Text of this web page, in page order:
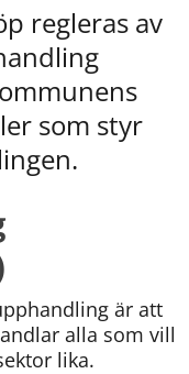
regleras av
som styr
är att
alla som vill
lika.